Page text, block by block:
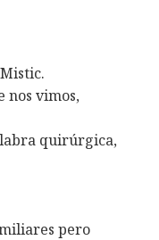
nos vimos,
quirúrgica,
pero